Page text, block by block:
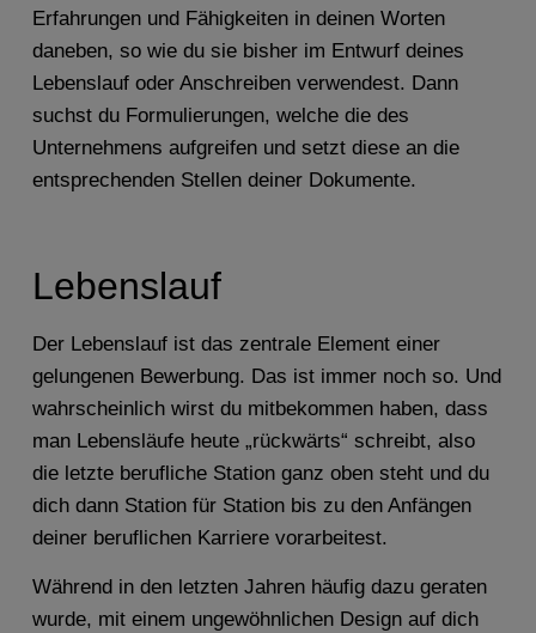
Erfahrungen und Fähigkeiten in deinen Worten
daneben, so wie du sie bisher im Entwurf deines
Lebenslauf oder Anschreiben verwendest. Dann
suchst du Formulierungen, welche die des
Unternehmens aufgreifen und setzt diese an die
entsprechenden Stellen deiner Dokumente.
Lebenslauf
Der Lebenslauf ist das zentrale Element einer
gelungenen Bewerbung. Das ist immer noch so. Und
wahrscheinlich wirst du mitbekommen haben, dass
man Lebensläufe heute „rückwärts“ schreibt, also
die letzte berufliche Station ganz oben steht und du
dich dann Station für Station bis zu den Anfängen
deiner beruflichen Karriere vorarbeitest.
Während in den letzten Jahren häufig dazu geraten
wurde, mit einem ungewöhnlichen Design auf dich